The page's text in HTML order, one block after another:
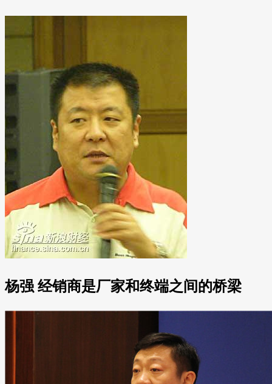
杨强 经销商是厂家和终端之间的桥梁